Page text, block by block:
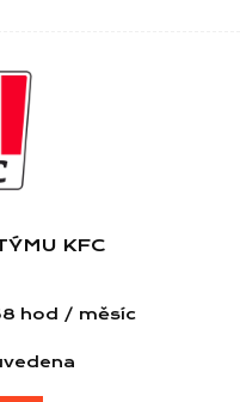
KFC
hod / měsíc